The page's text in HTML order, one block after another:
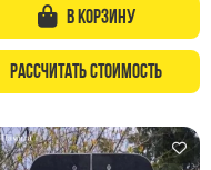
на двоих )
В корзину
Рассчитать стоимость